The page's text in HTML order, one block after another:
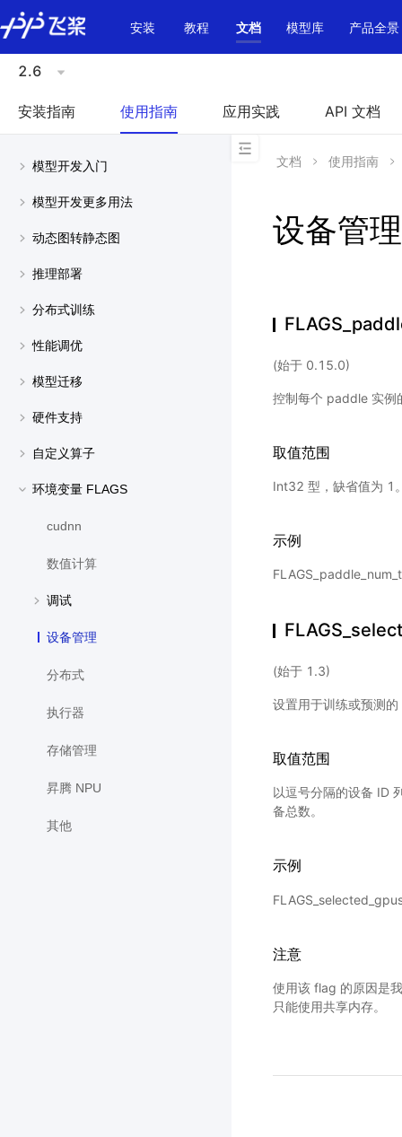
\u200E
安装
教程 文档 模型库 产品全景
2.6
安装指南 使用指南 应用实践 API 文档
模型开发入门
模型开发更多用法
动态图转静态图
推理部署
分布式训练
性能调优
模型迁移
硬件支持
自定义算子
环境变量 FLAGS
cudnn
数值计算
调试
设备管理
分布式
执行器
存储管理
昇腾 NPU
其他
文档 使用指南
设备管理
(始于 0.15.0)
控制每个 paddle 实例
取值范围
Int32 型，缺省值为 1
示例
(始于 1.3)
设置用于训练或预测的
取值范围
以逗号分隔的设备 ID
备总数。
示例
注意
使用该 flag 的原因是
只能使用共享内存。